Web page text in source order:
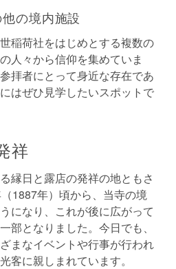
の境内施設
稲荷社をはじめとする複数の
人々から信仰を集めていま
拝者にとって身近な存在であ
はぜひ見学したいスポットで
祥
縁日と露店の発祥の地ともさ
1887年）頃から、当寺の境
になり、これが後に広がって
部となりました。今日でも、
まなイベントや行事が行われ
客に親しまれています。